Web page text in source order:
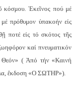
κόσμου. Ἐκεῖνος πού μέ
πρόθυμον ὐπακοήν εἰς
ποτέ εἰς τό σκότος τῆς
καί πνευματικόν
Θεόν» ( Ἀπό τήν «Καινή
ἔκδοση «Ο ΣΩΤΗΡ»).